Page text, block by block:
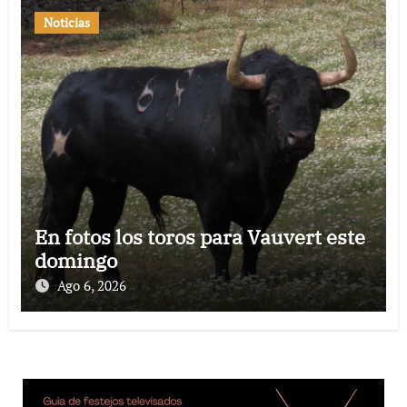
Noticias
En fotos los toros para Vauvert este
domingo
Ago 6, 2026